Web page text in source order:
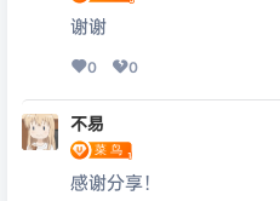
谢谢
0 0
不易
感谢分享！